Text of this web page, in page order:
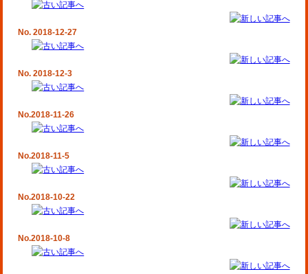
No. 2018-12-27
No. 2018-12-3
No.2018-11-26
No.2018-11-5
No.2018-10-22
No.2018-10-8